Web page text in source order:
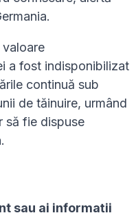
valoare
a fost indisponibilizat
continuă sub
de tăinuire, urmând
să fie dispuse
sau ai informaţii